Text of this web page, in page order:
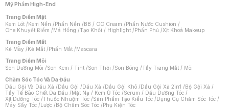
Mỹ Phẩm High-End
Trang Điểm Mặt
Kem Lót /Kem Nền /Phấn Nền /BB / CC Cream /Phấn Nước Cushion /
Che Khuyết Điểm /Má Hồng /Tạo Khối / Highlight /Phấn Phủ /Xịt Khoá Makeup
Trang Điểm Mắt
Kẻ Mày /Kẻ Mắt /Phấn Mắt /Mascara
Trang Điểm Môi
Son Dưỡng Môi /Son Kem / Tint /Son Thỏi /Son Bóng /Tẩy Trang Mắt / Môi
Chăm Sóc Tóc Và Da Đầu
Dầu Gội Và Dầu Xả /Dầu Gội /Dầu Xả /Dầu Gội Khô /Dầu Gội Xả 2in1 /Bộ Gội Xả /
Tẩy Tế Bào Chết Da Đầu /Mặt Nạ / Kem Ủ Tóc /Serum / Dầu Dưỡng Tóc /
Xịt Dưỡng Tóc /Thuốc Nhuộm Tóc /Sản Phẩm Tạo Kiểu Tóc /Dụng Cụ Chăm Sóc Tóc /
Máy Sấy Tóc /Lược /Bộ Chăm Sóc Tóc /Phụ Kiện Tóc